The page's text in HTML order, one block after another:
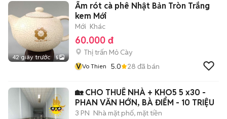
42 giây trước 5
Ấm rót cà phê Nhật Bản Tròn Trắng
kem Mới
Mới Khác
60.000 đ
Thị trấn Mỏ Cày
VVo Thien 5.0 28 đã bán
🏡 CHO THUÊ NHÀ + KHO5 5 x30 -
PHAN VĂN HỚN, BÀ ĐIỂM - 10 TRIỆU
3 PN Nhà mặt phố, mặt tiền